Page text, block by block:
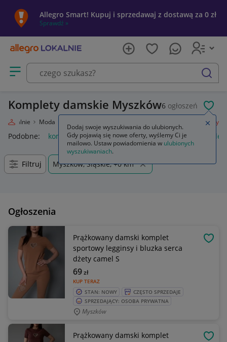
Allegro Smart! Kupuj i sprzedawaj z dostawą za 0 zł
Sprawdź »
Otwórz menu z kategoriami
szukaj
Komplety damskie Myszków6 ogłoszeń
Lokalnie Moda Komplety
Podobne: komplety pościeli komplety niemowlęce
Filtruj Myszków, Śląskie, +0 km
Ogłoszenia
Prążkowany damski komplet
sportowy legginsy i bluzka serca
dżety camel S
KUP TERAZ
69zł
STAN: NOWY
CZĘSTO SPRZEDAJE
SPRZEDAJĄCY: OSOBA PRYWATNA
Myszków
Prążkowany damski komplet
Dodaj swoje wyszukiwania do ulubionych.
Gdy pojawią się nowe oferty, wyślemy Ci je
mailowo. Ustaw powiadomienia w ulubionych
wyszukiwaniach.